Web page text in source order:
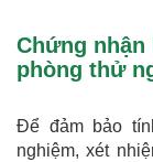
Chứng nhận
phòng thử
Để đảm bảo
nghiệm, xét